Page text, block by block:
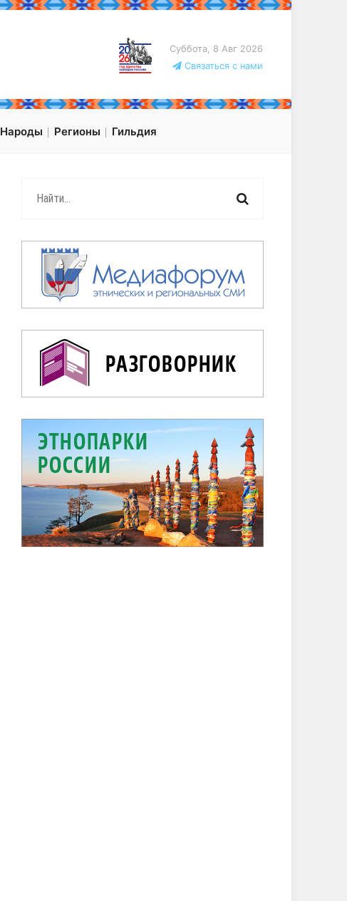
Суббота, 8 Авг 2026
Связаться с нами
Народы Регионы Гильдия